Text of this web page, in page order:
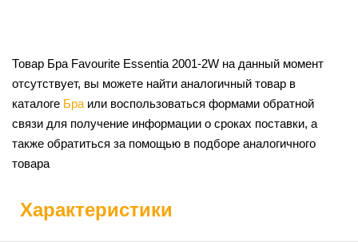
Товар Бра Favourite Essentia 2001-2W на данный момент
отсутствует, вы можете найти аналогичный товар в
каталоге Бра или воспользоваться формами обратной
связи для получение информации о сроках поставки, а
также обратиться за помощью в подборе аналогичного
товара
Характеристики